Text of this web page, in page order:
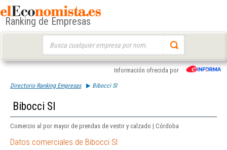
Ranking de Empresas
Información ofrecida por
Directorio Ranking Empresas Bibocci Sl
Bibocci Sl
Comercio al por mayor de prendas de vestir y calzado | Córdoba
Datos comerciales de Bibocci Sl